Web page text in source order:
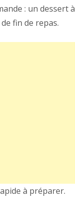
: un dessert à
fin de repas.
à préparer.